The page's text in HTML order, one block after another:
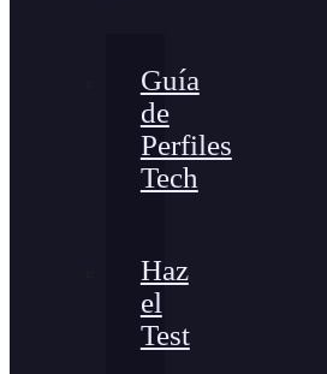
Guía
de
Perfiles
Tech
Haz
el
Test